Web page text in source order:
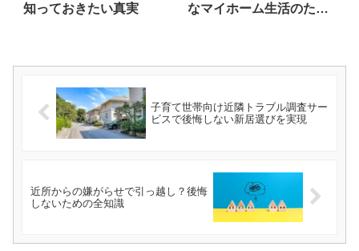
知っておきたい真実
なマイホーム生活のため
子育て世帯向け近隣トラブル調査サー
ビスで後悔しない新居選びを実現
近所からの嫌がらせで引っ越し？後悔
しないための全知識